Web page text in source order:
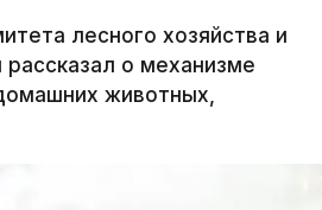
лесного хозяйства и
о механизме
животных,